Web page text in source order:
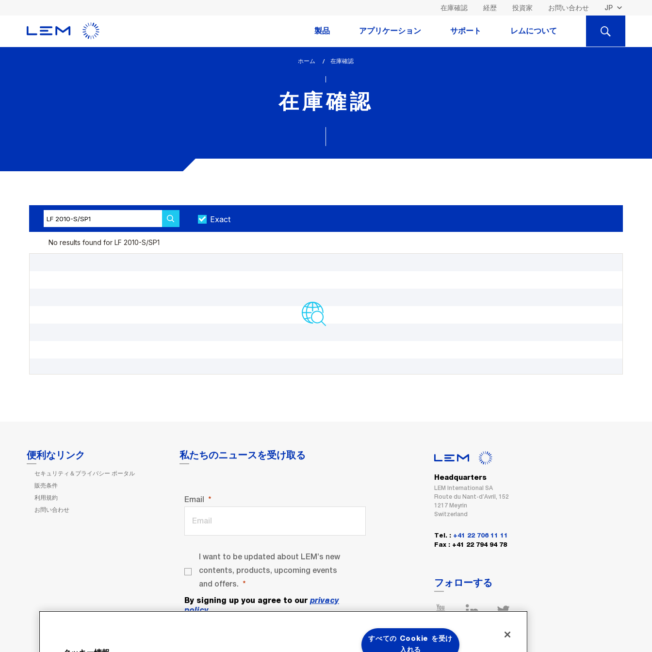
在庫確認 経歴 投資家 お問い合わせ
製品 アプリケーション サポート レムについて
検
ホーム
lem_current_page
在庫確認
在庫確認
便利なリンク
セキュリティ＆プライバシー ポータル
販売条件
利用規約
お問い合わせ
私たちのニュースを受け取る
Email
I want to be updated about LEM’s new
contents, products, upcoming events
and offers.
By signing up you agree to our privacy
policy.
Headquarters
LEM International SA
Route du Nant-d’Avril, 152
1217 Meyrin
Switzerland
Tel. : +41 22 706 11 11
Fax : +41 22 794 94 78
フォローする
すべての Cookie を受け
入れる